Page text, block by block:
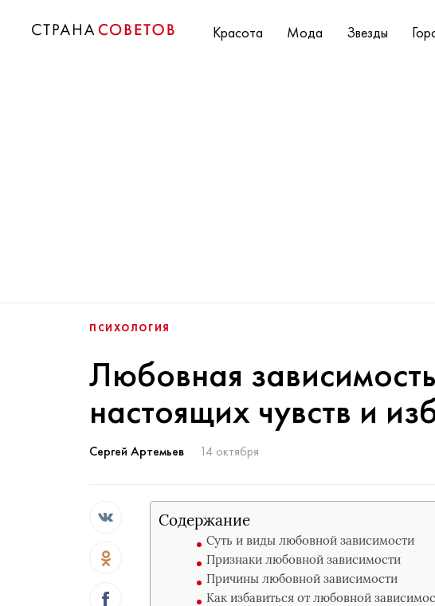
Красота Мода Звезды
ПСИХОЛОГИЯ
Любовная
настоящих чувств и
Сергей Артемьев 14 октября
Содержание
Суть и виды любовной зависимости
Признаки любовной зависимости
Причины любовной зависимости
Как избавиться от любовной